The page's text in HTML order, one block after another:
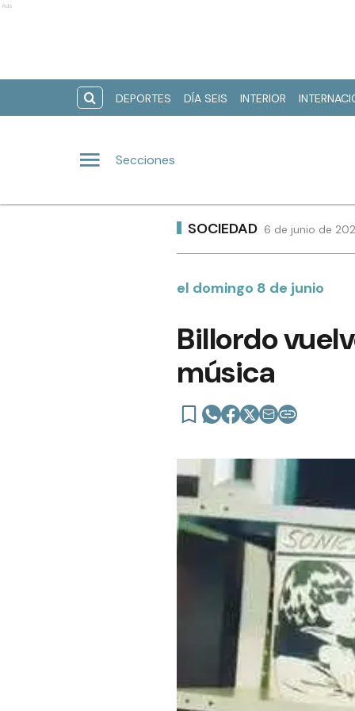
Ads
DEPORTES DÍA SEIS INTERIOR
Secciones
SOCIEDAD 6 de junio de
el domingo 8 de junio
Billordo
música